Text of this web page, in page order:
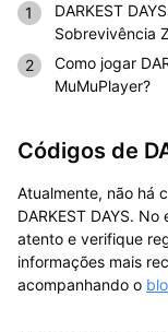
DARKEST
Sobrevivência
Como jogar
MuMuPlayer?
Códigos de
Atualmente, não há
DARKEST DAYS.
atento e verifique
informações mais
acompanhando o